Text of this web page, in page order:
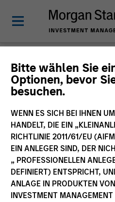
Bitte wählen Sie
Optionen, bevor
besuchen.
WENN ES SICH BEI IHNEN
HANDELT, DIE EIN
RICHTLINIE 2011/61/EU
EIN ANLEGER SIND, DER
„ PROFESSIONELLEN
DEFINIERT) ENTSPRICHT,
ANLAGE IN PRODUKTEN
INVESTMENT MANAGEMENT
Morgan
Investment
Änderung des